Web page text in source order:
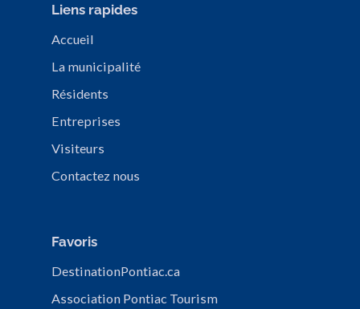
Liens rapides
Accueil
La municipalité
Résidents
Entreprises
Visiteurs
Contactez nous
Favoris
DestinationPontiac.ca
Association Pontiac Tourism